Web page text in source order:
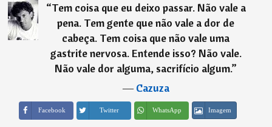
“Tem coisa que eu deixo passar. Não vale a
pena. Tem gente que não vale a dor de
cabeça. Tem coisa que não vale uma
gastrite nervosa. Entende isso? Não vale.
Não vale dor alguma, sacrifício algum.”
―Cazuza
Facebook Twitter WhatsApp Imagem